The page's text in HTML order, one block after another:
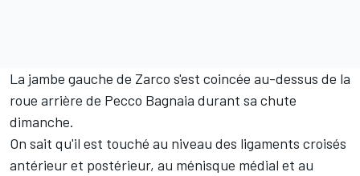
La jambe gauche de Zarco s'est coincée au-dessus de la
roue arrière de Pecco Bagnaia durant sa chute
dimanche.
On sait qu'il est touché au niveau des ligaments croisés
antérieur et postérieur, au ménisque médial et au